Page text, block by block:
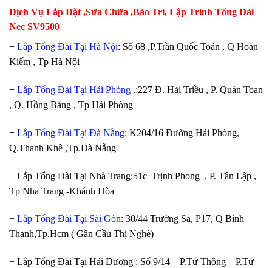
Dịch Vụ Lắp Đặt ,Sửa Chữa ,Bảo Trì, Lập Trình Tổng Đài
Nec SV9500
+ Lắp Tổng Đài Tại Hà Nội: Số 68 ,P.Trần Quốc Toản , Q Hoàn
Kiếm , Tp Hà Nội
+ Lắp Tổng Đài Tại Hải Phòng .:227 Đ. Hải Triều , P. Quán Toan
, Q. Hồng Bàng , Tp Hải Phòng
+ Lắp Tổng Đài Tại Đà Nẵng: K204/16 Đường Hải Phòng,
Q.Thanh Khê ,Tp.Đà Nẵng
+ Lắp Tổng Đài Tại Nhà Trang:51c Trịnh Phong , P. Tân Lập ,
Tp Nha Trang -Khánh Hòa
+ Lắp Tổng Đài Tại Sài Gòn: 30/44 Trường Sa, P17, Q Bình
Thạnh,Tp.Hcm ( Gần Cầu Thị Nghè)
+ Lắp Tổng Đài Tại Hải Dương : Số 9/14 – P.Tứ Thông – P.Tứ